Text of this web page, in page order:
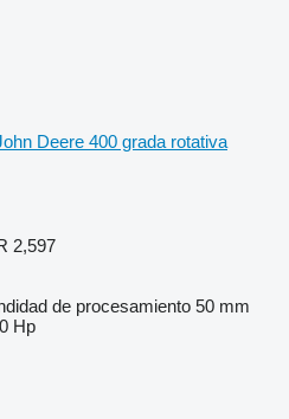
Deere 400 grada rotativa
2,597
de procesamiento 50 mm
Hp